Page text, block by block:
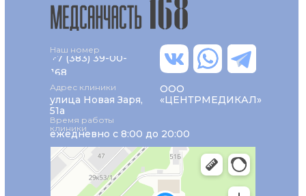
+7 (383) 39-00-
168
Наш номер
ежедневно с 8:00 до 20:00
Время работы
клиники
Адрес клиники
улица Новая Заря,
51а
ООО
«ЦЕНТРМЕДИКАЛ»